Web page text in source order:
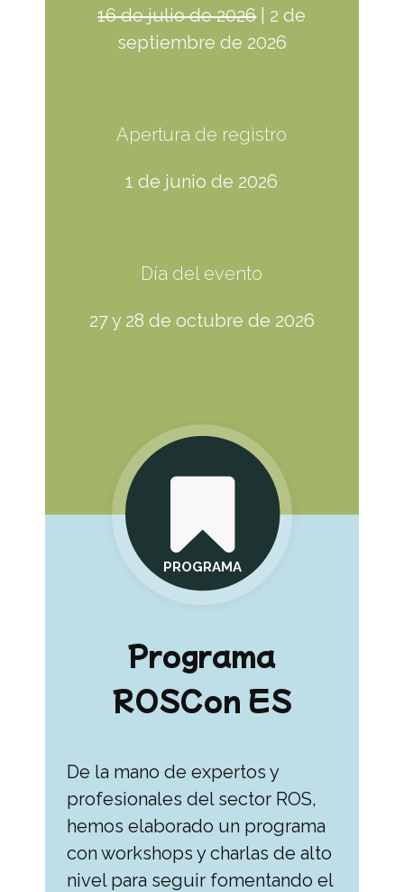
16 de julio de 2026| 2 de
septiembre de 2026
Apertura de registro
1 de junio de 2026
Día del evento
27 y 28 de octubre de 2026
PROGRAMA
Programa
ROSCon ES
De la mano de expertos y
profesionales del sector ROS,
hemos elaborado un programa
con workshops y charlas de alto
nivel para seguir fomentando el